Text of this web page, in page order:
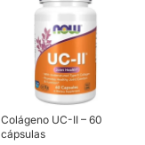
Colágeno UC-II – 60
cápsulas